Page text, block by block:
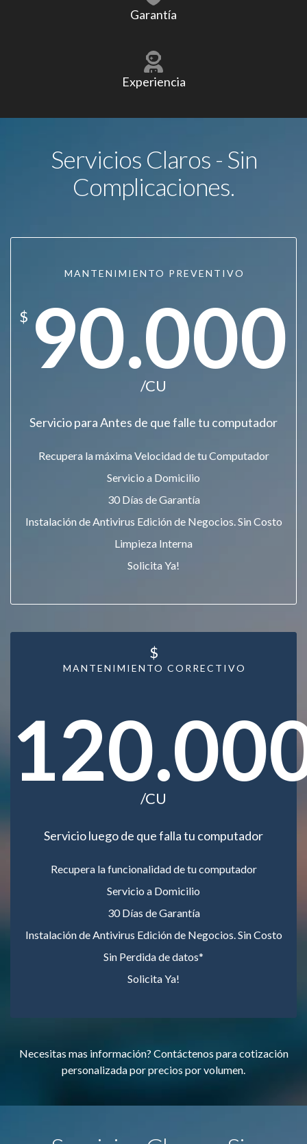
Garantía
Experiencia
Servicios Claros - Sin
Complicaciones.
MANTENIMIENTO PREVENTIVO
$ 90.000
/CU
Servicio para Antes de que falle tu computador
Recupera la máxima Velocidad de tu Computador
Servicio a Domicilio
30 Días de Garantía
Instalación de Antivirus Edición de Negocios. Sin Costo
Limpieza Interna
Solicita Ya!
MANTENIMIENTO CORRECTIVO
$
/CU
Servicio luego de que falla tu computador
Recupera la funcionalidad de tu computador
Servicio a Domicilio
30 Días de Garantía
Instalación de Antivirus Edición de Negocios. Sin Costo
Sin Perdida de datos*
Solicita Ya!
Necesitas mas información? Contáctenos para cotización
personalizada por precios por volumen.